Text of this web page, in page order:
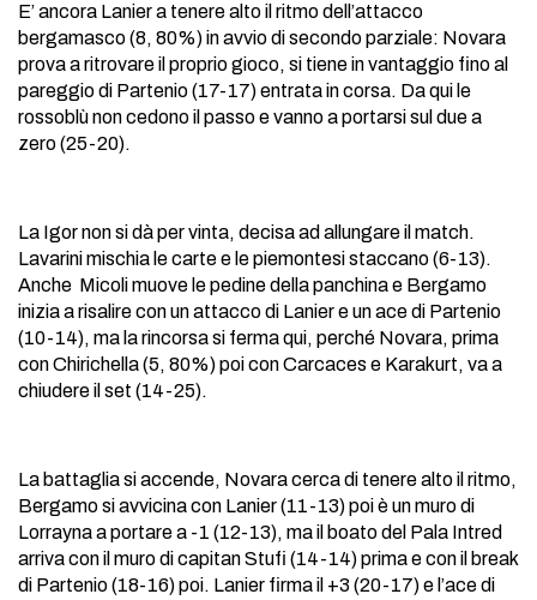
E’ ancora Lanier a tenere alto il ritmo dell’attacco
bergamasco (8, 80%) in avvio di secondo parziale: Novara
prova a ritrovare il proprio gioco, si tiene in vantaggio fino al
pareggio di Partenio (17-17) entrata in corsa. Da qui le
rossoblù non cedono il passo e vanno a portarsi sul due a
zero (25-20).
La Igor non si dà per vinta, decisa ad allungare il match.
Lavarini mischia le carte e le piemontesi staccano (6-13).
Anche Micoli muove le pedine della panchina e Bergamo
inizia a risalire con un attacco di Lanier e un ace di Partenio
(10-14), ma la rincorsa si ferma qui, perché Novara, prima
con Chirichella (5, 80%) poi con Carcaces e Karakurt, va a
chiudere il set (14-25).
La battaglia si accende, Novara cerca di tenere alto il ritmo,
Bergamo si avvicina con Lanier (11-13) poi è un muro di
Lorrayna a portare a -1 (12-13), ma il boato del Pala Intred
arriva con il muro di capitan Stufi (14-14) prima e con il break
di Partenio (18-16) poi. Lanier firma il +3 (20-17) e l’ace di